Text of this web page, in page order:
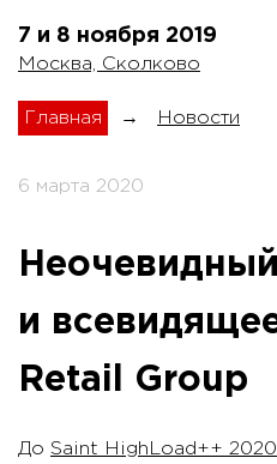
7 и 8 ноября 2019
Москва, Сколково
Главная → Новости
6 марта 2020
и
Retail Group
До Saint HighLoad++ 2020